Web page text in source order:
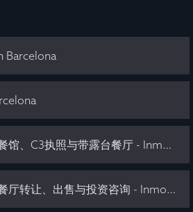
Barcelona
巴塞罗那餐厅转让 | 餐馆、C3执照与带露台餐厅 - Inmo Olaya
巴塞罗那购买餐厅 | 餐厅转让、出售与投资咨询 - Inmo Olaya